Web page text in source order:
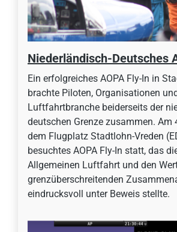
Niederländisch-Deutsches
Ein erfolgreiches AOPA Fly-In in
brachte Piloten, Organisationen
Luftfahrtbranche beiderseits der
deutschen Grenze zusammen.
dem Flugplatz Stadtlohn-Vreden
besuchtes AOPA Fly-In statt, das
Allgemeinen Luftfahrt und den
grenzüberschreitenden
eindrucksvoll unter Beweis stellte.